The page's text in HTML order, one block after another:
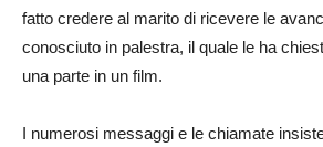
fatto credere al marito di ricevere le
conosciuto in palestra, il quale le ha
una parte in un film.
I numerosi messaggi e le chiamate